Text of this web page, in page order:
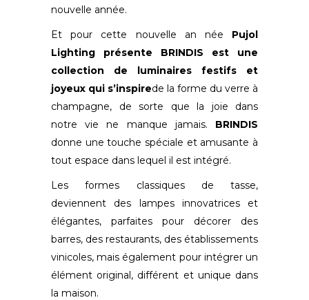
nouvelle année.
Et pour cette nouvelle an née Pujol
Lighting présente
BRINDIS est une
collection de luminaires festifs et
joyeux qui s’inspirede la forme du verre à
champagne, de sorte que la joie dans
notre vie ne manque jamais. BRINDIS
donne une touche spéciale et amusante à
tout espace dans lequel il est intégré.
Les formes classiques de tasse,
deviennent des lampes innovatrices et
élégantes, parfaites pour décorer des
barres, des restaurants, des établissements
vinicoles, mais également pour intégrer un
élément original, différent et unique dans
la maison.